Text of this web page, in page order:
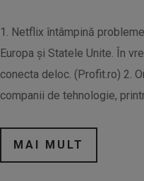
1. Netflix întâmpină
Europa și Statele Unite. În
conecta deloc. (Profit.ro) 2.
companii de tehnologie,
MAI MULT